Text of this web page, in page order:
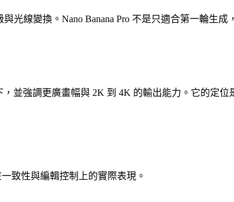
光線變換。Nano Banana Pro 不是只適合第一輪生成
，並強調更廣畫幅與 2K 到 4K 的輸出能力。它的定
致性與編輯控制上的實際表現。